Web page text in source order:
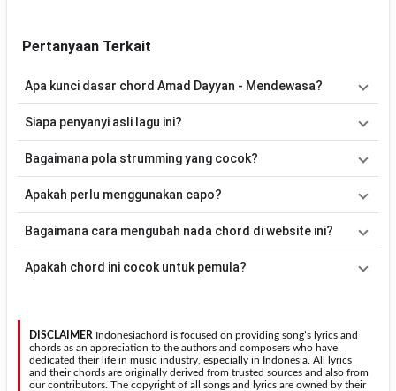
Pertanyaan Terkait
Apa kunci dasar chord Amad Dayyan - Mendewasa?
D, G, C, A/C#, E, A#m, Bm. Versi chord ini telah disederhanakan
ingin belajar memainkan lagu ini.
Siapa penyanyi asli lagu ini?
Dayyan. Pada halaman ini tersedia versi chord gitar yang lebih
Bagaimana pola strumming yang cocok?
acuan, kamu dapat menggunakan pola
laguMendewasa.
Apakah perlu menggunakan capo?
kunci dasarEm. Jika ingin mengikuti nada asli penyanyi, kamu
sesuai kebutuhan.
Bagaimana cara mengubah nada chord di website ini?
Transpose (bawah)untuk menurunkan nada. Seluruh chord akan
Apakah chord ini cocok untuk pemula?
pemula tanpa menghilangkan struktur dasar lagu.
DISCLAIMER Indonesiachord is focused on providing song’s lyrics and
chords as an appreciation to the authors and composers who have
dedicated their life in music industry, especially in Indonesia. All lyrics
and their chords are originally derived from trusted sources and also from
our contributors. The copyright of all songs and lyrics are owned by their